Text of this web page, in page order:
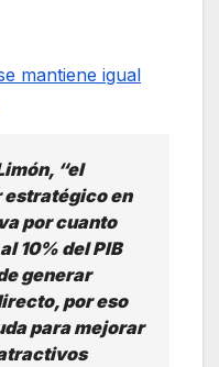
mantiene igual
“el
estratégico en
por cuanto
10% del PIB
generar
por eso
para mejorar